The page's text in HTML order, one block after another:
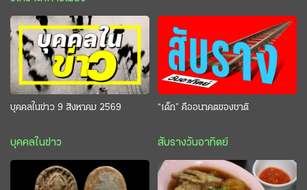
บุคคลในข่าว 9 สิงหาคม 2569
บุคคลในข่าว
“เด็ก” คืออนาคตของชาติ
สับรางวันอาทิตย์